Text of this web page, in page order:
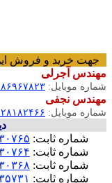
جهت خرید و فروش این
مهندس آجرلی
شماره موبایل:
مهندس نجفی
شماره موبایل:
شماره ثابت:
شماره ثابت:
شماره ثابت:
شماره ثابت: